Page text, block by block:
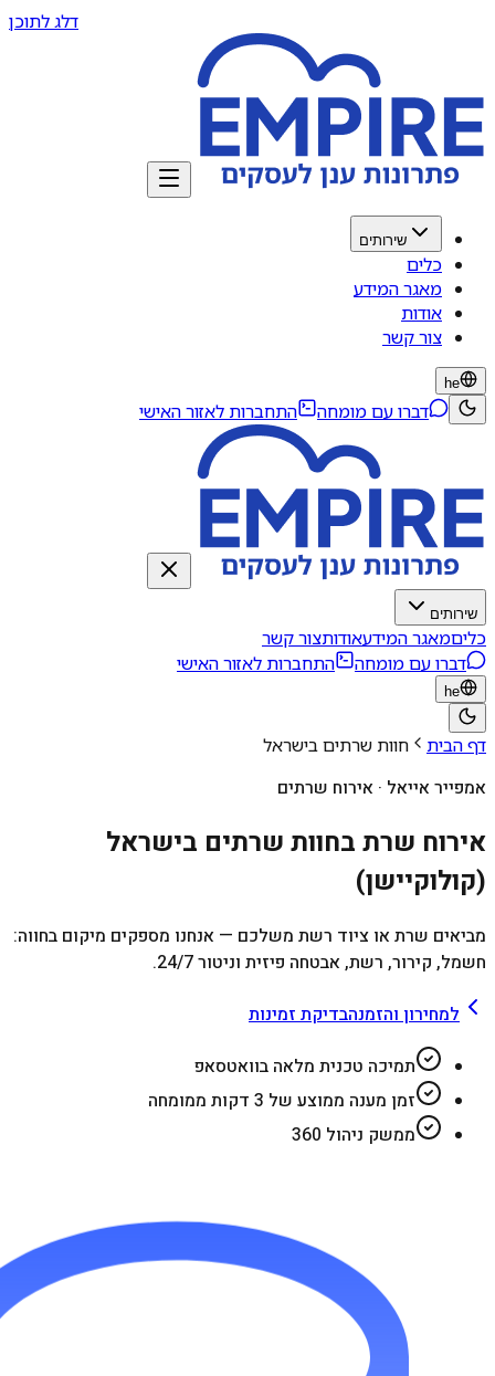
דלג לתוכן
שירותים
כלים
מאגר המידע
אודות
צור קשר
he
דברו עם מומחה התחברות לאזור האישי
שירותים
כליםמאגר המידעאודותצור קשר
דברו עם מומחה
התחברות לאזור האישי
he
דף הבית חוות שרתים בישראל
אמפייר אייאל · אירוח שרתים
אירוח שרת בחוות שרתים בישראל
(קולוקיישן)
מביאים שרת או ציוד רשת משלכם — אנחנו מספקים מיקום בחווה:
חשמל, קירור, רשת, אבטחה פיזית וניטור 24/7.
למחירון והזמנהבדיקת זמינות
תמיכה טכנית מלאה בוואטסאפ
זמן מענה ממוצע של 3 דקות ממומחה
ממשק ניהול 360